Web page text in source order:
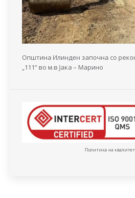
Општина Илинден започна со
„111“ во м.в Јака – Марино
Политика на квалитет